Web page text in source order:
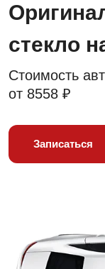
стекло
Стоимость
от 8558 ₽
Записаться